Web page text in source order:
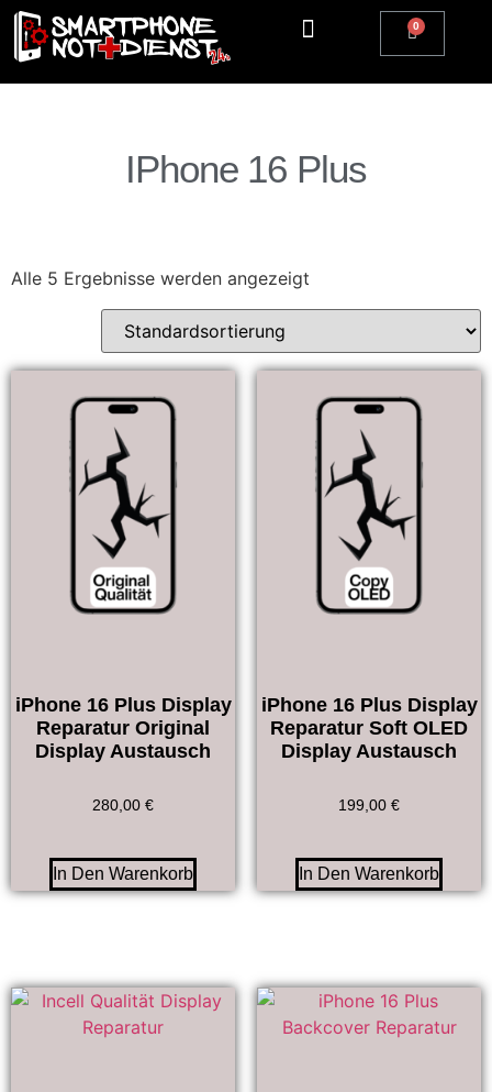
IPhone 16 Plus
Alle 5 Ergebnisse werden angezeigt
iPhone 16 Plus Display
Reparatur Original
Display Austausch
280,00 €
In Den Warenkorb
iPhone 16 Plus Display
Reparatur Soft OLED
Display Austausch
199,00 €
In Den Warenkorb